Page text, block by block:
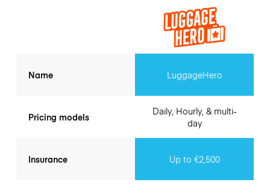
Name
Pricing models
Insurance
LuggageHero
Daily, Hourly, & multi-
day
Up to €2,500